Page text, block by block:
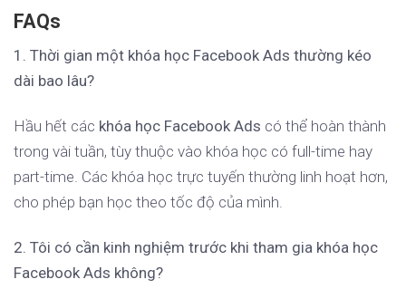
FAQs
1. Thời gian một khóa học Facebook Ads thường kéo
dài bao lâu?
Hầu hết các khóa học Facebook Ads có thể hoàn thành
trong vài tuần, tùy thuộc vào khóa học có full-time hay
part-time. Các khóa học trực tuyến thường linh hoạt hơn,
cho phép bạn học theo tốc độ của mình.
2. Tôi có cần kinh nghiệm trước khi tham gia khóa học
Facebook Ads không?